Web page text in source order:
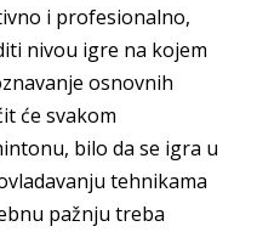
i profesionalno,
nivou igre na kojem
osnovnih
će svakom
bilo da se igra u
tehnikama
pažnju treba